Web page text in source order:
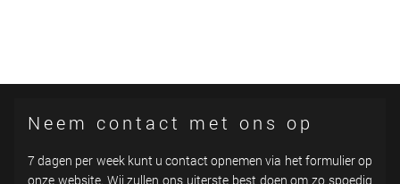
Neem contact met ons op
7 dagen per week kunt u contact opnemen via het formulier op
onze website. Wij zullen ons uiterste best doen om zo spoedig